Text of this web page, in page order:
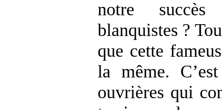
notre
blanquistes ?
que cette
la même.
ouvrières qui